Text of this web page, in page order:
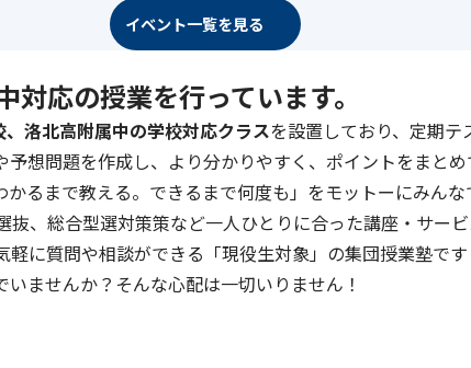
イベント一覧を見る
応の授業を行っています。
洛北高附属中の学校対応クラスを設置しており、定期
想問題を作成し、より分かりやすく、ポイントをまと
るまで教える。できるまで何度も」をモットーにみん
、総合型選対策策など一人ひとりに合った講座・サービ
に質問や相談ができる「現役生対象」の集団授業塾です
ませんか？そんな心配は一切いりません！